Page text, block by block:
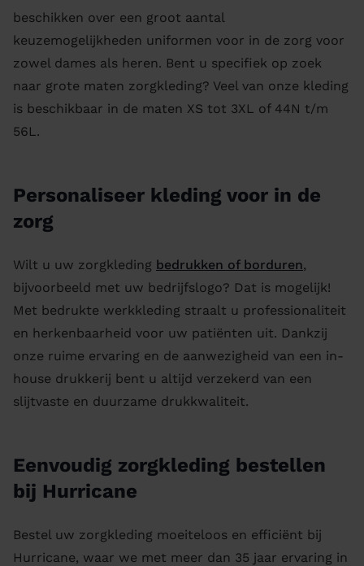
beschikken over een groot aantal
keuzemogelijkheden uniformen voor in de zorg voor
zowel dames als heren. Bent u specifiek op zoek
naar grote maten zorgkleding? Veel van onze kleding
is beschikbaar in de maten XS tot 3XL of 44N t/m
56L.
Personaliseer kleding voor in de
zorg
Wilt u uw zorgkleding bedrukken of borduren,
bijvoorbeeld met uw bedrijfslogo? Dat is mogelijk!
Met bedrukte werkkleding straalt u professionaliteit
en herkenbaarheid voor uw patiënten uit. Dankzij
onze ruime ervaring en de aanwezigheid van een in-
house drukkerij bent u altijd verzekerd van een
slijtvaste en duurzame drukkwaliteit.
Eenvoudig zorgkleding bestellen
bij Hurricane
Bestel uw zorgkleding moeiteloos en efficiënt bij
Hurricane, waar we met meer dan 35 jaar ervaring in